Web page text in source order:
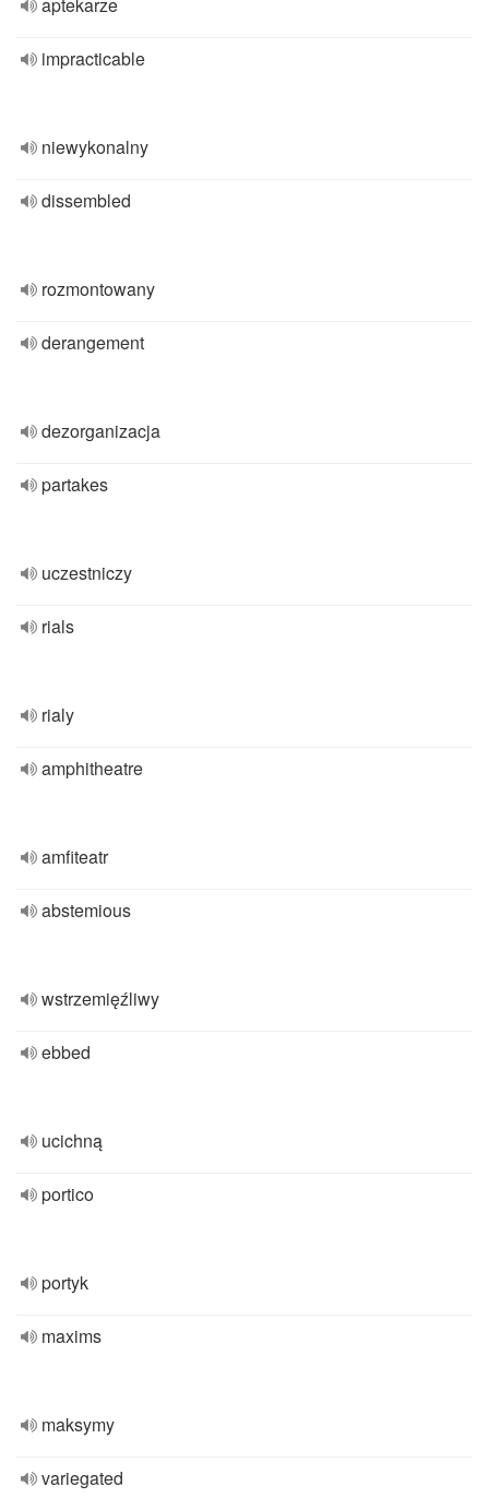
impracticable
niewykonalny
dissembled
rozmontowany
derangement
dezorganizacja
partakes
uczestniczy
rials
rialy
amphitheatre
amfiteatr
abstemious
wstrzemięźliwy
ebbed
ucichną
portico
portyk
maxims
maksymy
variegated